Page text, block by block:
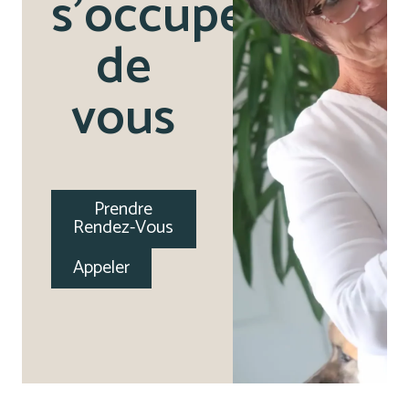
de
vous
Prendre
Rendez-Vous
Appeler